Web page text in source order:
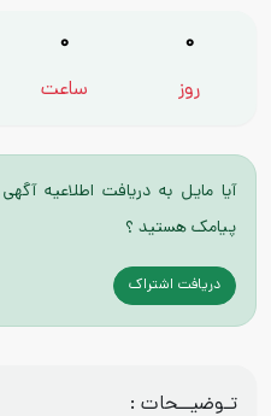
0
روز
0
ساعت
آیا مایل به دریافت اطلاعیه
پیامک هستید ؟
دریافت اشتراک
تـوضیــحات :